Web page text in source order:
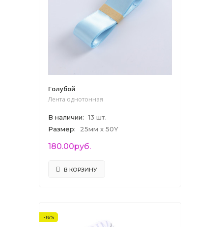
Голубой
Лента однотонная
В наличии:
13 шт.
Размер: 25мм x 50Y
180.00руб.
В КОРЗИНУ
-16%